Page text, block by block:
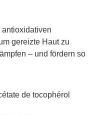
gereizte Haut zu
– und fördern so